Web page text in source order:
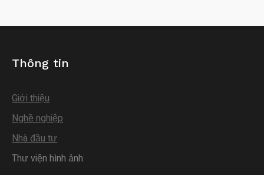
Thông tin
Giới thiệu
Nghề nghiệp
Nhà đầu tư
Thư viện hình ảnh